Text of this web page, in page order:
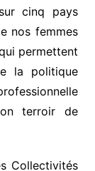
cinq pays
nos femmes
permettent
la politique
terroir de
Collectivités